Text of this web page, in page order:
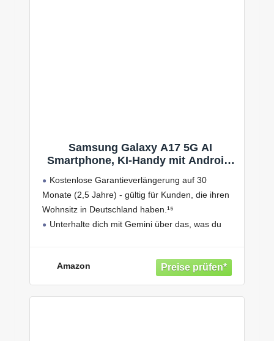
Samsung Galaxy A17 5G AI
Smartphone, KI-Handy mit Android,
Kamera, 128 GB Speicher, 4 GB
RAM, 5.000-mAh-Akku, Black, 2,5
Jahre Herstellergarantie [Exklusiv
auf Amazon]
Kostenlose Garantieverlängerung auf 30
Monate (2,5 Jahre) - gültig für Kunden, die ihren
Wohnsitz in Deutschland haben.¹⁵
Unterhalte dich mit Gemini über das, was du
nicht ausreichen,
Amazon